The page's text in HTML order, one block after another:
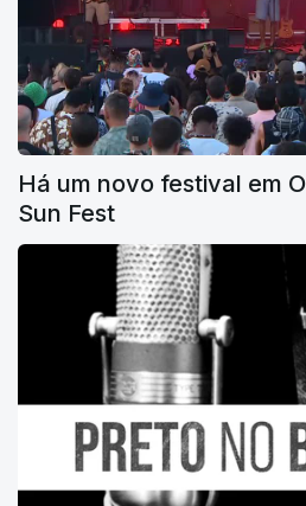
Há um novo festival em
Sun Fest